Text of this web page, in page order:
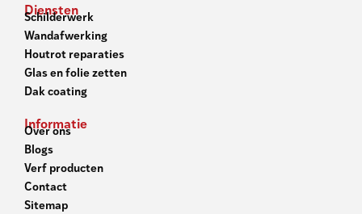
Diensten
Schilderwerk
Wandafwerking
Houtrot reparaties
Glas en folie zetten
Dak coating
Informatie
Over ons
Blogs
Verf producten
Contact
Sitemap